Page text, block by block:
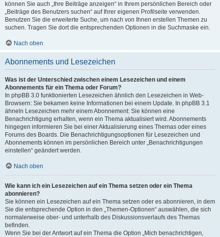
können Sie auch „Ihre Beiträge anzeigen“ in Ihrem persönlichen Bereich oder
„Beiträge des Benutzers suchen“ auf Ihrer eigenen Profilseite verwenden.
Benutzen Sie die erweiterte Suche, um nach von Ihnen erstellen Themen zu
suchen. Tragen Sie dort die entsprechenden Optionen in die Suchmaske ein.
Nach oben
Abonnements und Lesezeichen
Was ist der Unterschied zwischen einem Lesezeichen und einem
Abonnements für ein Thema oder Forum?
In phpBB 3.0 funktionierten Lesezeichen ähnlich den Lesezeichen in Web-
Browsern: Sie bekamen keine Informationen bei einem Update. In phpBB 3.1
ähneln Lesezeichen mehr einem Abonnement: Sie können eine
Benachrichtigung erhalten, wenn ein Thema aktualisiert wird. Abonnements
hingegen informieren Sie bei einer Aktualisierung eines Themas oder eines
Forums des Boards. Die Benachrichtigungsoptionen für Lesezeichen und
Abonnements können im persönlichen Bereich unter „Benachrichtigungen
einstellen“ geändert werden.
Nach oben
Wie kann ich ein Lesezeichen auf ein Thema setzen oder ein Thema
abonnieren?
Sie können ein Lesezeichen auf ein Thema setzen oder es abonnieren, in dem
Sie die entsprechende Option in den „Themen-Optionen“ auswählen, die sich
normalerweise ober- und unterhalb des Diskussionsverlaufs des Themas
befinden.
Wenn Sie bei der Antwort auf ein Thema die Option „Mich benachrichtigen,